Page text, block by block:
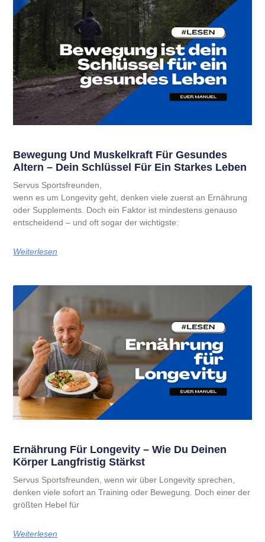
Bewegung Und Muskelkraft Für Gesundes
Altern – Dein Schlüssel Für Ein Starkes Leben
Servus Sportsfreunden,
wenn es um Longevity geht, denken viele zuerst an Ernährung
oder Supplements. Doch ein Faktor ist mindestens genauso
entscheidend – und oft sogar der wichtigste:
Weiterlesen
Ernährung Für Longevity – Wie Du Deinen
Körper Langfristig Stärkst
Servus Sportsfreunden, wenn wir über Longevity sprechen,
denken viele sofort an Training oder Bewegung. Doch einer der
größten Hebel für
Weiterlesen